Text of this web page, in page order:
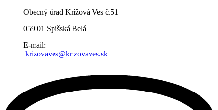
Obecný úrad Krížová Ves č.51
059 01 Spišská Belá
E-mail:
krizovaves@krizovaves.sk